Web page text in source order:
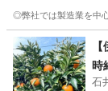
◎弊社では製造業を中
愛媛 今治市
時
石